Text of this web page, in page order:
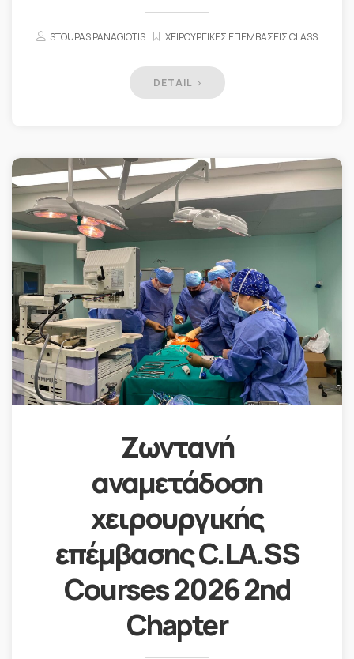
STOUPAS PANAGIOTIS ΧΕΙΡΟΥΡΓΙΚΈΣ ΕΠΕΜΒΆΣΕΙΣ CLASS
DETAIL
Ζωντανή
αναμετάδοση
χειρουργικής
επέμβασης C.LA.SS
Courses 2026 2nd
Chapter